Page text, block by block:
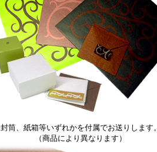
封筒、紙箱等いずれかを付属でお送りします。
（商品により異なります）